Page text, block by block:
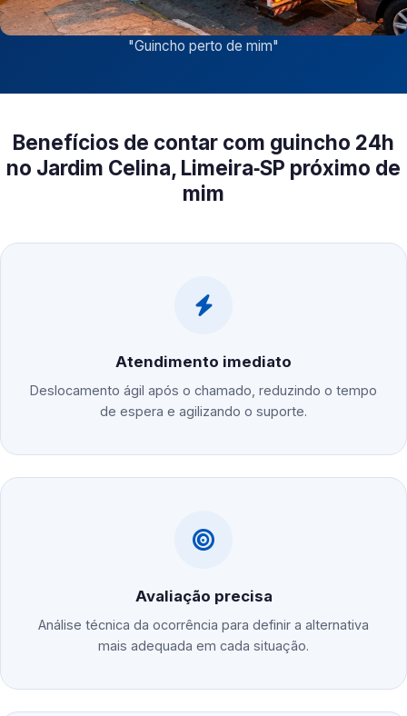
"Guincho perto de mim"
Benefícios de contar com guincho 24h
no Jardim Celina, Limeira‑SP próximo de
mim
Atendimento imediato
Deslocamento ágil após o chamado, reduzindo o tempo
de espera e agilizando o suporte.
Avaliação precisa
Análise técnica da ocorrência para definir a alternativa
mais adequada em cada situação.